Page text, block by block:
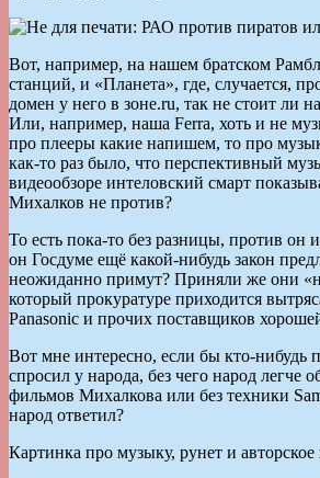
Вот, например, на нашем братском
станций, и «Планета», где, случается,
домен у него в зоне.ru, так не стоит ли
Или, например, наша Ferra, хоть и не
про плееры какие напишем, то про
как-то раз было, что перспективный
видеообзоре интеловский смарт
Михалков не против?
То есть пока-то без разницы, против он
он Госдуме ещё какой-нибудь закон
неожиданно примут? Приняли же они
который прокуратуре приходится
Panasonic и прочих поставщиков
Вот мне интересно, если бы кто-нибудь
спросил у народа, без чего народ легче
фильмов Михалкова или без техники
народ ответил?
Картинка про музыку, рунет и авторское